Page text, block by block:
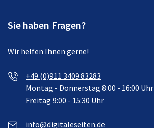
Sie haben Fragen?
Wir helfen Ihnen gerne!
+49 (0)911 3409 83283
Montag - Donnerstag 8:00 - 16:00 Uhr
Freitag 9:00 - 15:30 Uhr
info@digitaleseiten.de